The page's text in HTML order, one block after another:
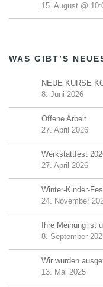
15. August @
WAS GIBT’S
NEUE KURSE
8. Juni 2026
Offene Arbeit
27. April 2026
Werkstattfest
27. April 2026
Winter-Kinder-
24. November
Ihre Meinung ist
8. September
Wir wurden
13. Mai 2025